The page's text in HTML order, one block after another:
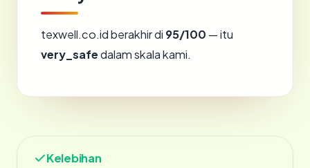
texwell.co.id berakhir di 95/100 — itu
very_safedalam skala kami.
Kelebihan